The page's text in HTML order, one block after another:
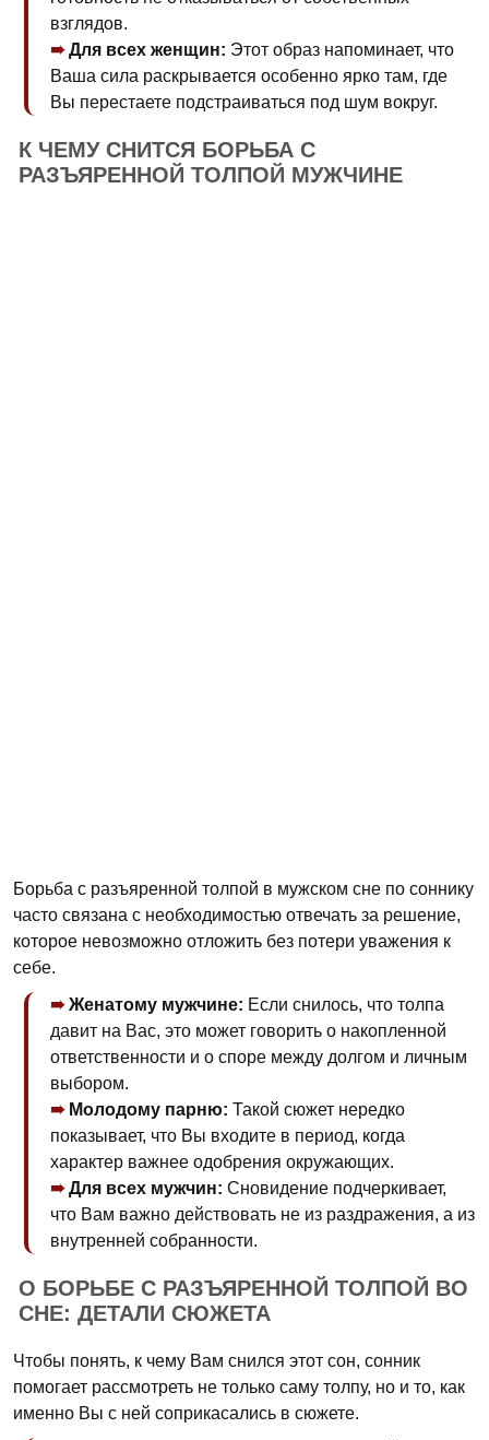
взглядов.
Для всех женщин: Этот образ напоминает, что
Ваша сила раскрывается особенно ярко там, где
Вы перестаете подстраиваться под шум вокруг.
К ЧЕМУ СНИТСЯ БОРЬБА С
РАЗЪЯРЕННОЙ ТОЛПОЙ МУЖЧИНЕ
Борьба с разъяренной толпой в мужском сне по соннику
часто связана с необходимостью отвечать за решение,
которое невозможно отложить без потери уважения к
себе.
Женатому мужчине: Если снилось, что толпа
давит на Вас, это может говорить о накопленной
ответственности и о споре между долгом и личным
выбором.
Молодому парню: Такой сюжет нередко
показывает, что Вы входите в период, когда
характер важнее одобрения окружающих.
Для всех мужчин: Сновидение подчеркивает,
что Вам важно действовать не из раздражения, а из
внутренней собранности.
О БОРЬБЕ С РАЗЪЯРЕННОЙ ТОЛПОЙ ВО
СНЕ: ДЕТАЛИ СЮЖЕТА
Чтобы понять, к чему Вам снился этот сон, сонник
помогает рассмотреть не только саму толпу, но и то, как
именно Вы с ней соприкасались в сюжете.